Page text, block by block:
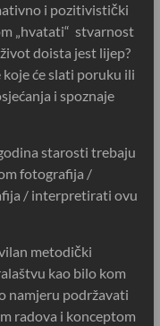
i pozitivistički
„hvatati“ stvarnost
doista jest lijep?
će slati poruku ili
i spoznaje
starosti trebaju
fotografija /
/ interpretirati ovu
metodički
kao bilo kom
namjeru podržavati
radova i konceptom